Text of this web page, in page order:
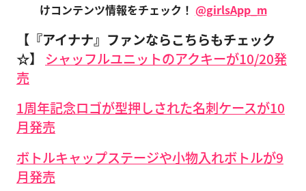
けコンテンツ情報をチェック！ @girlsApp_m
【『アイナナ』ファンならこちらもチェック
☆】
シャッフルユニットのアクキーが10/20発
売
1周年記念ロゴが型押しされた名刺ケースが10
月発売
ボトルキャップステージや小物入れボトルが9
月発売